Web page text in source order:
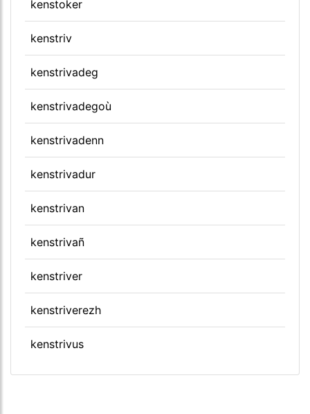
kenstoker
kenstriv
kenstrivadeg
kenstrivadegoù
kenstrivadenn
kenstrivadur
kenstrivan
kenstrivañ
kenstriver
kenstriverezh
kenstrivus